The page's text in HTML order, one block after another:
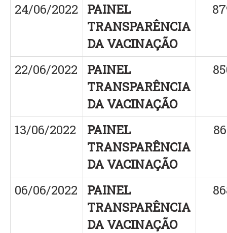
24/06/2022
PAINEL
TRANSPARÊNCIA
DA VACINAÇÃO
22/06/2022
PAINEL
TRANSPARÊNCIA
DA VACINAÇÃO
13/06/2022
PAINEL
TRANSPARÊNCIA
DA VACINAÇÃO
06/06/2022
PAINEL
TRANSPARÊNCIA
DA VACINAÇÃO